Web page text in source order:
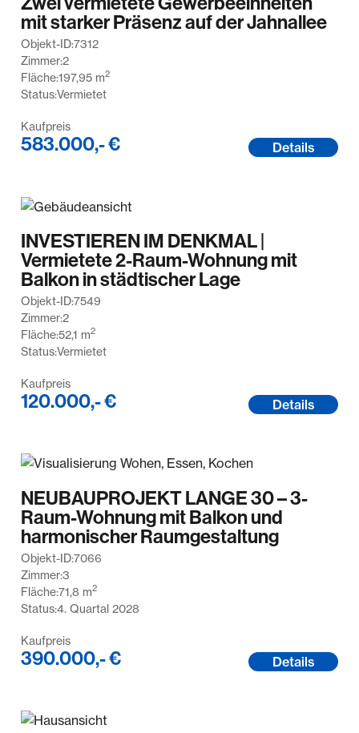
mit starker Präsenz auf der Jahnallee
Objekt-ID:7312
Zimmer:2
Fläche:197,95 m2
Status:Vermietet
Kaufpreis
583.000,- € Details
INVESTIEREN IM DENKMAL |
Vermietete 2-Raum-Wohnung mit
Balkon in städtischer Lage
Objekt-ID:7549
Zimmer:2
Fläche:52,1 m2
Status:Vermietet
Kaufpreis
120.000,- € Details
NEUBAUPROJEKT LANGE 30 – 3-
Raum-Wohnung mit Balkon und
harmonischer Raumgestaltung
Objekt-ID:7066
Zimmer:3
Fläche:71,8 m2
Status:4. Quartal 2028
Kaufpreis
390.000,- € Details